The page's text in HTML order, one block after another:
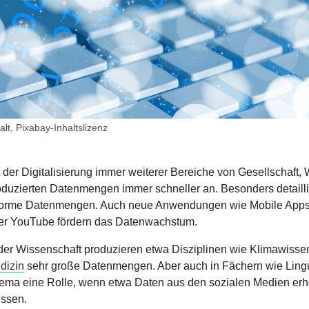
Pixabay-Inhaltslizenz
der Digitalisierung immer weiterer Bereiche von Gesellschaft,
Datenmengen immer schneller an. Besonders
Datenmengen. Auch neue Anwendungen wie Mobile
YouTube fördern das Datenwachstum.
Wissenschaft produzieren etwa Disziplinen wie
sehr große Datenmengen. Aber auch in Fächern wie
eine Rolle, wenn etwa Daten aus den sozialen Medien